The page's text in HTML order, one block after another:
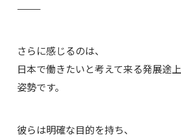
⸻
さらに感じるのは、
日本で働きたいと考えて来る発展途
姿勢です。
彼らは明確な目的を持ち、